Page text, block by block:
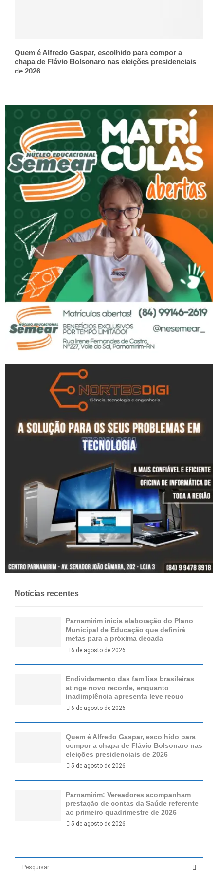
Quem é Alfredo Gaspar, escolhido para compor a
chapa de Flávio Bolsonaro nas eleições presidenciais
de 2026
Notícias recentes
Parnamirim inicia elaboração do Plano
Municipal de Educação que definirá
metas para a próxima década
6 de agosto de 2026
Endividamento das famílias brasileiras
atinge novo recorde, enquanto
inadimplência apresenta leve recuo
6 de agosto de 2026
Quem é Alfredo Gaspar, escolhido para
compor a chapa de Flávio Bolsonaro nas
eleições presidenciais de 2026
5 de agosto de 2026
Parnamirim: Vereadores acompanham
prestação de contas da Saúde referente
ao primeiro quadrimestre de 2026
5 de agosto de 2026